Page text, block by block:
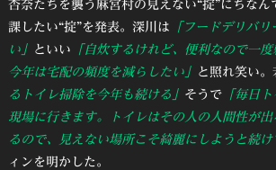
杏奈たちを襲う麻宮村の見えない“掟”にちな
課したい“掟”を発表。深川は 「フードデリバ
い」 といい 「自炊するけれど、便利なので一度
今年は宅配の頻度を減らしたい」 と照れ笑い。
るトイレ掃除を今年も続ける」 そうで「毎日ト
現場に行きます。トイレはその人の人間性が
るので、見えない場所こそ綺麗にしようと続け
ィンを明かした。